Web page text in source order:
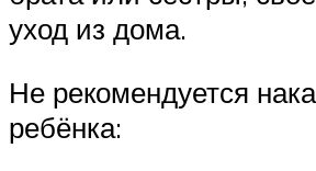
уход из дома.
Не рекомендуется
ребёнка: